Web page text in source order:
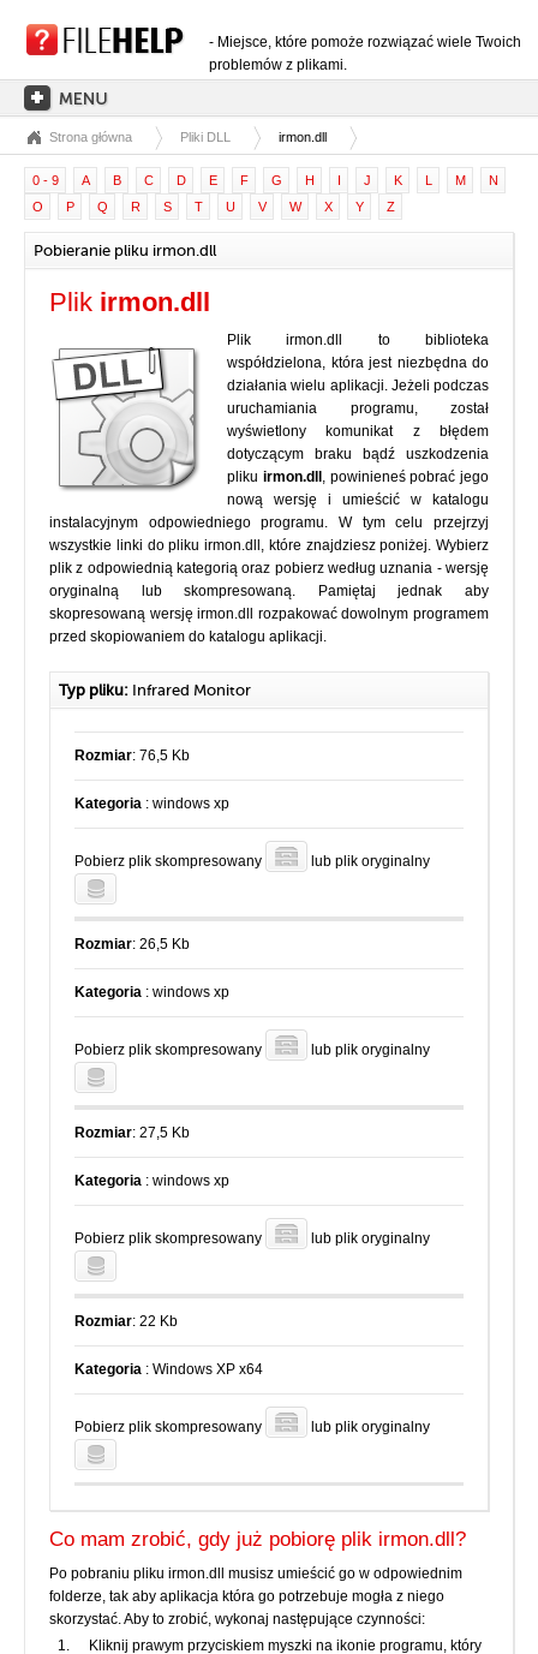
- Miejsce, które pomoże rozwiązać wiele Twoich
problemów z plikami.
STRONA GŁÓWNA
KATEGORIE ROZSZERZEŃ
KATEGORIE STEROWNIKÓW
PLIKI DLL
KONWERSJE PLIKÓW
PROGRAMY
Strona główna Pliki DLL irmon.dll
0 - 9 A B C D E F G H I J K L M
N
O
P Q R S T U V W X Y Z
Pobieranie pliku irmon.dll
Plik irmon.dll
Plik irmon.dll to biblioteka
współdzielona, która jest niezbędna do
działania wielu aplikacji. Jeżeli podczas
uruchamiania programu, został
wyświetlony komunikat z błędem
dotyczącym braku bądź uszkodzenia
pliku irmon.dll , powinieneś pobrać jego
nową wersję i umieścić w katalogu
instalacyjnym odpowiedniego programu. W tym celu przejrzyj
wszystkie linki do pliku irmon.dll, które znajdziesz poniżej. Wybierz
plik z odpowiednią kategorią oraz pobierz według uznania - wersję
oryginalną lub skompresowaną. Pamiętaj jednak aby
skopresowaną wersję irmon.dll rozpakować dowolnym programem
przed skopiowaniem do katalogu aplikacji.
Typ pliku: Infrared Monitor
Rozmiar: 76,5 Kb
Kategoria : windows xp
Pobierz plik skompresowany lub plik oryginalny
Rozmiar: 26,5 Kb
Kategoria : windows xp
Pobierz plik skompresowany lub plik oryginalny
Rozmiar: 27,5 Kb
Kategoria : windows xp
Pobierz plik skompresowany lub plik oryginalny
Rozmiar: 22 Kb
Kategoria : Windows XP x64
Pobierz plik skompresowany lub plik oryginalny
Co mam zrobić, gdy już pobiorę plik irmon.dll?
Po pobraniu pliku irmon.dll musisz umieścić go w odpowiednim
folderze, tak aby aplikacja która go potrzebuje mogła z niego
skorzystać. Aby to zrobić, wykonaj następujące czynności:
Kliknij prawym przyciskiem myszki na ikonie programu, który